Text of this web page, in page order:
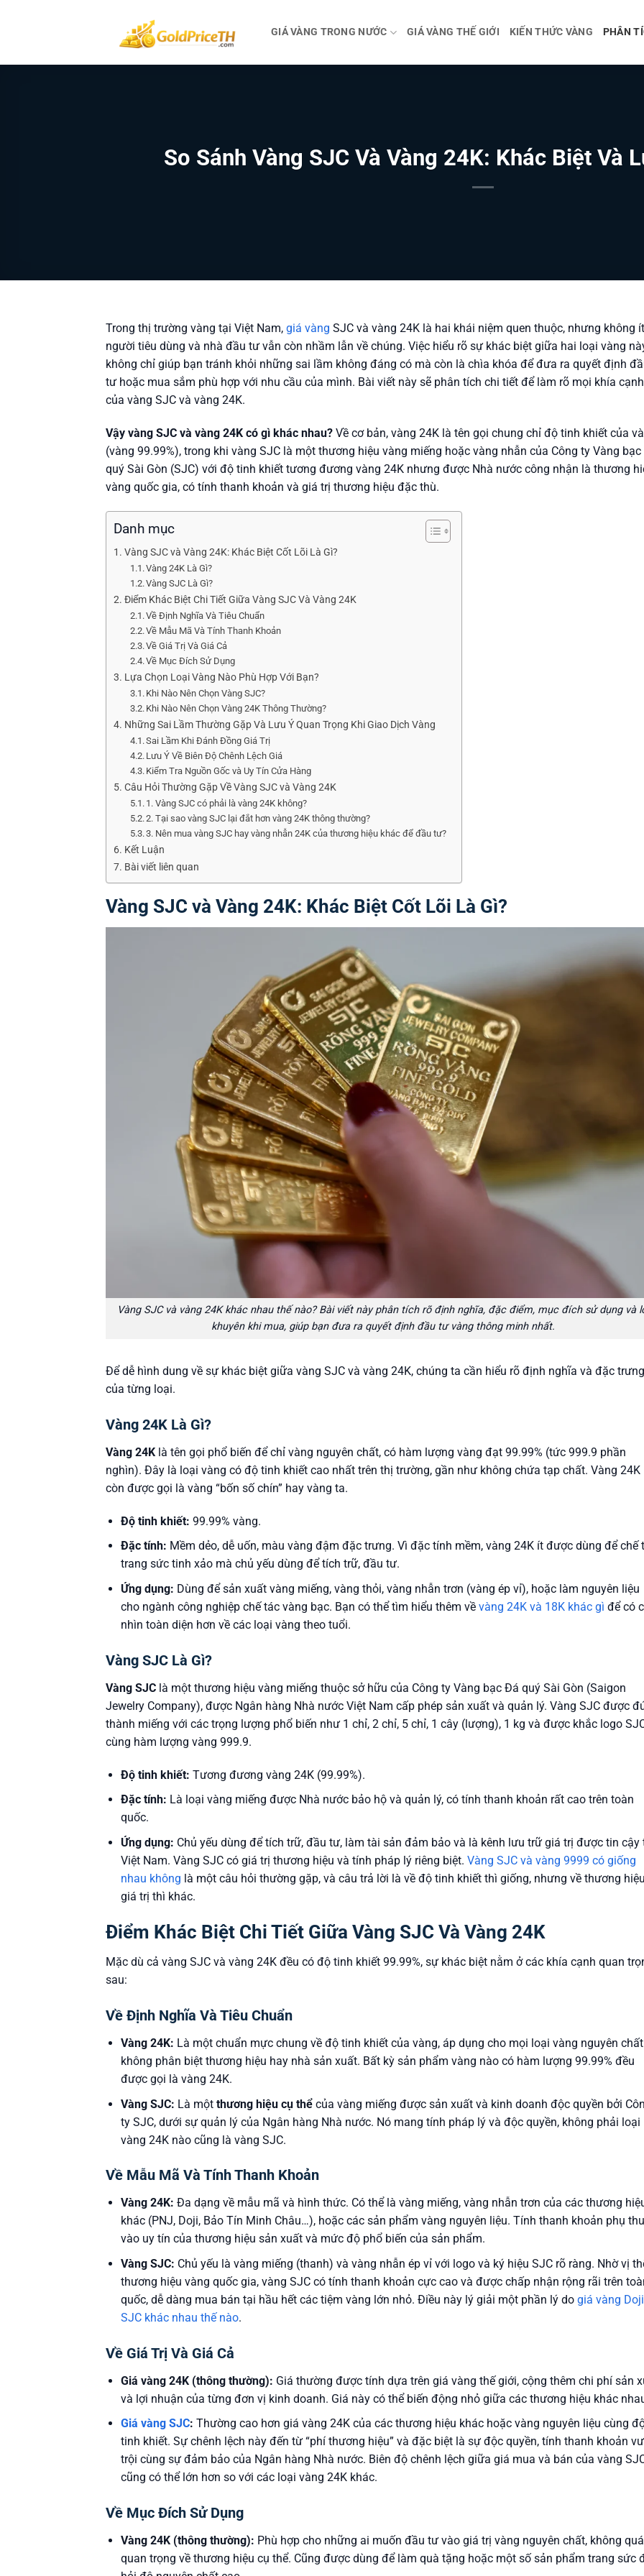
dung
GIÁ VÀNG TRONG NƯỚC GIÁ VÀNG THẾ GIỚI KIẾN THỨC VÀNG PHÂN
So Sánh Vàng SJC Và Vàng 24K: Khác Biệt Và
Trong thị trường vàng tại Việt Nam, giá vàng SJC và vàng 24K là hai khái niệm quen thuộc, nhưng không ít
người tiêu dùng và nhà đầu tư vẫn còn nhầm lẫn về chúng. Việc hiểu rõ sự khác biệt giữa hai loại vàng
không chỉ giúp bạn tránh khỏi những sai lầm không đáng có mà còn là chìa khóa để đưa ra quyết định
tư hoặc mua sắm phù hợp với nhu cầu của mình. Bài viết này sẽ phân tích chi tiết để làm rõ mọi khía cạnh
của vàng SJC và vàng 24K.
Vậy vàng SJC và vàng 24K có gì khác nhau? Về cơ bản, vàng 24K là tên gọi chung chỉ độ tinh khiết của
(vàng 99.99%), trong khi vàng SJC là một thương hiệu vàng miếng hoặc vàng nhẫn của Công ty Vàng
quý Sài Gòn (SJC) với độ tinh khiết tương đương vàng 24K nhưng được Nhà nước công nhận là thương
vàng quốc gia, có tính thanh khoản và giá trị thương hiệu đặc thù.
Danh mục
Vàng SJC và Vàng 24K: Khác Biệt Cốt Lõi Là Gì?
Vàng 24K Là Gì?
Vàng SJC Là Gì?
Điểm Khác Biệt Chi Tiết Giữa Vàng SJC Và Vàng 24K
Về Định Nghĩa Và Tiêu Chuẩn
Về Mẫu Mã Và Tính Thanh Khoản
Về Giá Trị Và Giá Cả
Về Mục Đích Sử Dụng
Lựa Chọn Loại Vàng Nào Phù Hợp Với Bạn?
Khi Nào Nên Chọn Vàng SJC?
Khi Nào Nên Chọn Vàng 24K Thông Thường?
Những Sai Lầm Thường Gặp Và Lưu Ý Quan Trọng Khi Giao Dịch Vàng
Sai Lầm Khi Đánh Đồng Giá Trị
Lưu Ý Về Biên Độ Chênh Lệch Giá
Kiểm Tra Nguồn Gốc và Uy Tín Cửa Hàng
Câu Hỏi Thường Gặp Về Vàng SJC và Vàng 24K
1. Vàng SJC có phải là vàng 24K không?
2. Tại sao vàng SJC lại đắt hơn vàng 24K thông thường?
3. Nên mua vàng SJC hay vàng nhẫn 24K của thương hiệu khác để đầu tư?
Kết Luận
Bài viết liên quan
Vàng SJC và Vàng 24K: Khác Biệt Cốt Lõi Là Gì?
Vàng SJC và vàng 24K khác nhau thế nào? Bài viết này phân tích rõ định nghĩa, đặc điểm, mục đích sử dụng và
khuyên khi mua, giúp bạn đưa ra quyết định đầu tư vàng thông minh nhất.
Để dễ hình dung về sự khác biệt giữa vàng SJC và vàng 24K, chúng ta cần hiểu rõ định nghĩa và đặc trưng
của từng loại.
Vàng 24K Là Gì?
Vàng 24K là tên gọi phổ biến để chỉ vàng nguyên chất, có hàm lượng vàng đạt 99.99% (tức 999.9 phần
nghìn). Đây là loại vàng có độ tinh khiết cao nhất trên thị trường, gần như không chứa tạp chất. Vàng 24K
còn được gọi là vàng “bốn số chín” hay vàng ta.
Độ tinh khiết: 99.99% vàng.
Đặc tính: Mềm dẻo, dễ uốn, màu vàng đậm đặc trưng. Vì đặc tính mềm, vàng 24K ít được dùng để chế
trang sức tinh xảo mà chủ yếu dùng để tích trữ, đầu tư.
Ứng dụng: Dùng để sản xuất vàng miếng, vàng thỏi, vàng nhẫn trơn (vàng ép vỉ), hoặc làm nguyên liệu
cho ngành công nghiệp chế tác vàng bạc. Bạn có thể tìm hiểu thêm về vàng 24K và 18K khác gì để có
nhìn toàn diện hơn về các loại vàng theo tuổi.
Vàng SJC Là Gì?
Vàng SJC là một thương hiệu vàng miếng thuộc sở hữu của Công ty Vàng bạc Đá quý Sài Gòn (Saigon
Jewelry Company), được Ngân hàng Nhà nước Việt Nam cấp phép sản xuất và quản lý. Vàng SJC được
thành miếng với các trọng lượng phổ biến như 1 chỉ, 2 chỉ, 5 chỉ, 1 cây (lượng), 1 kg và được khắc logo
cùng hàm lượng vàng 999.9.
Độ tinh khiết: Tương đương vàng 24K (99.99%).
Đặc tính: Là loại vàng miếng được Nhà nước bảo hộ và quản lý, có tính thanh khoản rất cao trên toàn
quốc.
Ứng dụng: Chủ yếu dùng để tích trữ, đầu tư, làm tài sản đảm bảo và là kênh lưu trữ giá trị được tin cậy
Việt Nam. Vàng SJC có giá trị thương hiệu và tính pháp lý riêng biệt. Vàng SJC và vàng 9999 có giống
nhau không là một câu hỏi thường gặp, và câu trả lời là về độ tinh khiết thì giống, nhưng về thương
giá trị thì khác.
Điểm Khác Biệt Chi Tiết Giữa Vàng SJC Và Vàng 24K
Mặc dù cả vàng SJC và vàng 24K đều có độ tinh khiết 99.99%, sự khác biệt nằm ở các khía cạnh quan
sau:
Về Định Nghĩa Và Tiêu Chuẩn
Vàng 24K: Là một chuẩn mực chung về độ tinh khiết của vàng, áp dụng cho mọi loại vàng nguyên chất
không phân biệt thương hiệu hay nhà sản xuất. Bất kỳ sản phẩm vàng nào có hàm lượng 99.99% đều
được gọi là vàng 24K.
Vàng SJC: Là một thương hiệu cụ thểcủa vàng miếng được sản xuất và kinh doanh độc quyền bởi
ty SJC, dưới sự quản lý của Ngân hàng Nhà nước. Nó mang tính pháp lý và độc quyền, không phải loại
vàng 24K nào cũng là vàng SJC.
Về Mẫu Mã Và Tính Thanh Khoản
Vàng 24K: Đa dạng về mẫu mã và hình thức. Có thể là vàng miếng, vàng nhẫn trơn của các thương
khác (PNJ, Doji, Bảo Tín Minh Châu…), hoặc các sản phẩm vàng nguyên liệu. Tính thanh khoản phụ
vào uy tín của thương hiệu sản xuất và mức độ phổ biến của sản phẩm.
Vàng SJC: Chủ yếu là vàng miếng (thanh) và vàng nhẫn ép vỉ với logo và ký hiệu SJC rõ ràng. Nhờ vị
thương hiệu vàng quốc gia, vàng SJC có tính thanh khoản cực cao và được chấp nhận rộng rãi trên
quốc, dễ dàng mua bán tại hầu hết các tiệm vàng lớn nhỏ. Điều này lý giải một phần lý do giá vàng
SJC khác nhau thế nào.
Về Giá Trị Và Giá Cả
Giá vàng 24K (thông thường): Giá thường được tính dựa trên giá vàng thế giới, cộng thêm chi phí sản
và lợi nhuận của từng đơn vị kinh doanh. Giá này có thể biến động nhỏ giữa các thương hiệu khác
Giá vàng SJC: Thường cao hơn giá vàng 24K của các thương hiệu khác hoặc vàng nguyên liệu cùng
tinh khiết. Sự chênh lệch này đến từ “phí thương hiệu” và đặc biệt là sự độc quyền, tính thanh khoản
trội cùng sự đảm bảo của Ngân hàng Nhà nước. Biên độ chênh lệch giữa giá mua và bán của vàng
cũng có thể lớn hơn so với các loại vàng 24K khác.
Về Mục Đích Sử Dụng
Vàng 24K (thông thường): Phù hợp cho những ai muốn đầu tư vào giá trị vàng nguyên chất, không quá
quan trọng về thương hiệu cụ thể. Cũng được dùng để làm quà tặng hoặc một số sản phẩm trang sức